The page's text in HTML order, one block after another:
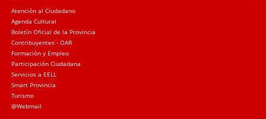
Atención al Ciudadano
Agenda Cultural
Boletín Oficial de la Provincia
Contribuyentes - OAR
Formación y Empleo
Participación Ciudadana
Servicios a EELL
Smart Provincia
Turismo
@Webmail